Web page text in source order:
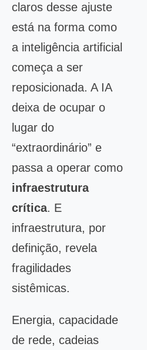
claros desse ajuste
está na forma como
a inteligência artificial
começa a ser
reposicionada. A IA
deixa de ocupar o
lugar do
“extraordinário” e
passa a operar como
infraestrutura
crítica. E
infraestrutura, por
definição, revela
fragilidades
sistêmicas.
Energia, capacidade
de rede, cadeias